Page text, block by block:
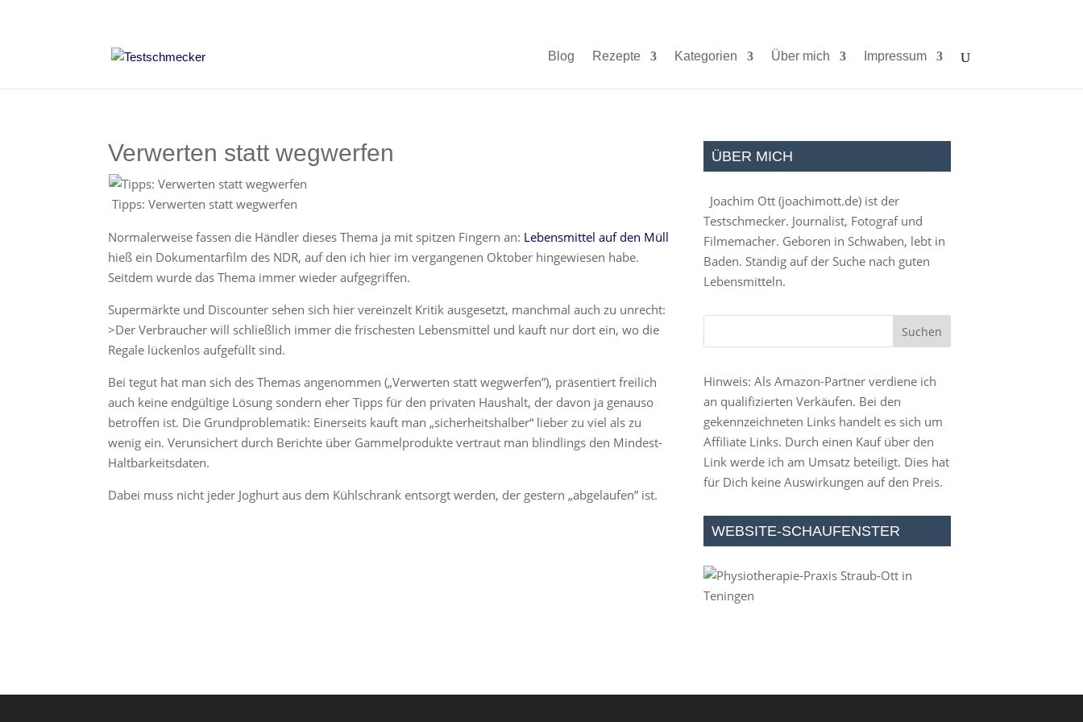
Blog Rezepte Kategorien Über mich Impressum
Verwerten statt wegwerfen
Tipps: Verwerten statt wegwerfen
Normalerweise fassen die Händler dieses Thema ja mit spitzen Fingern an: Lebensmittel auf den Müll
hieß ein Dokumentarfilm des NDR, auf den ich hier im vergangenen Oktober hingewiesen habe.
Seitdem wurde das Thema immer wieder aufgegriffen.
Supermärkte und Discounter sehen sich hier vereinzelt Kritik ausgesetzt, manchmal auch zu unrecht:
>Der Verbraucher will schließlich immer die frischesten Lebensmittel und kauft nur dort ein, wo die
Regale lückenlos aufgefüllt sind.
Bei tegut hat man sich des Themas angenommen („Verwerten statt wegwerfen”), präsentiert freilich
auch keine endgültige Lösung sondern eher Tipps für den privaten Haushalt, der davon ja genauso
betroffen ist. Die Grundproblematik: Einerseits kauft man „sicherheitshalber“ lieber zu viel als zu
wenig ein. Verunsichert durch Berichte über Gammelprodukte vertraut man blindlings den Mindest-
Haltbarkeitsdaten.
Dabei muss nicht jeder Joghurt aus dem Kühlschrank entsorgt werden, der gestern „abgelaufen” ist.
ÜBER MICH
Joachim Ott (joachimott.de) ist der
Testschmecker. Journalist, Fotograf und
Filmemacher. Geboren in Schwaben, lebt in
Baden. Ständig auf der Suche nach guten
Lebensmitteln.
Hinweis: Als Amazon-Partner verdiene ich
an qualifizierten Verkäufen. Bei den
gekennzeichneten Links handelt es sich um
Affiliate Links. Durch einen Kauf über den
Link werde ich am Umsatz beteiligt. Dies hat
für Dich keine Auswirkungen auf den Preis.
WEBSITE-SCHAUFENSTER